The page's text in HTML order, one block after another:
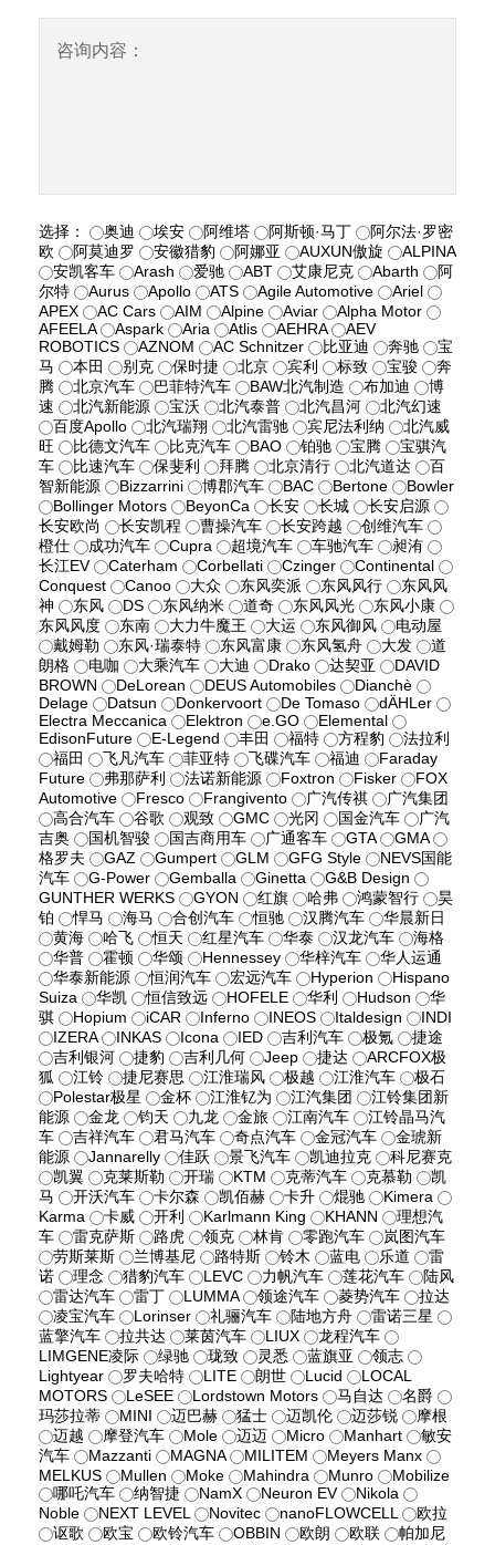
咨询内容：
选择： 奥迪 埃安 阿维塔 阿斯顿·马丁
阿尔法·罗密
欧
阿莫迪罗 安徽猎豹 阿娜亚 AUXUN傲旋
ALPINA
安凯客车
Arash 爱驰 ABT 艾康尼克 Abarth
阿
尔特
Aurus Apollo ATS Agile Automotive
Ariel
APEX
AC Cars AIM Alpine Aviar
Alpha Motor
AFEELA
Aspark Aria Atlis AEHRA
AEV
ROBOTICS
AZNOM AC Schnitzer 比亚迪 奔驰
宝
马
本田 别克 保时捷 北京 宾利 标致 宝骏
奔
腾
北京汽车 巴菲特汽车 BAW北汽制造 布加迪
博
速
北汽新能源 宝沃 北汽泰普 北汽昌河
北汽幻速
百度Apollo
北汽瑞翔 北汽雷驰 宾尼法利纳
北汽威
旺
比德文汽车 比克汽车 BAO 铂驰 宝腾
宝骐汽
车
比速汽车 保斐利 拜腾 北京清行 北汽道达
百
智新能源
Bizzarrini 博郡汽车 BAC Bertone
Bowler
Bollinger Motors
BeyonCa 长安 长城
长安启源
长安欧尚
长安凯程 曹操汽车 长安跨越
创维汽车
橙仕
成功汽车 Cupra 超境汽车 车驰汽车
昶洧
长江EV
Caterham Corbellati Czinger
Continental
Conquest
Canoo 大众 东风奕派 东风风行
东风风
神
东风 DS 东风纳米 道奇 东风风光
东风小康
东风风度
东南 大力牛魔王 大运 东风御风
电动屋
戴姆勒
东风·瑞泰特 东风富康 东风氢舟 大发
道
朗格
电咖 大乘汽车 大迪 Drako 达契亚
DAVID
BROWN
DeLorean DEUS Automobiles
Dianchè
Delage
Datsun Donkervoort De Tomaso
dÄHLer
Electra Meccanica
Elektron e.GO
Elemental
EdisonFuture
E-Legend 丰田 福特 方程豹
法拉利
福田
飞凡汽车 菲亚特 飞碟汽车 福迪
Faraday
Future
弗那萨利 法诺新能源 Foxtron Fisker
FOX
Automotive
Fresco Frangivento 广汽传祺
广汽集团
高合汽车
谷歌 观致 GMC 光冈 国金汽车
广汽
吉奥
国机智骏 国吉商用车 广通客车 GTA
GMA
格罗夫
GAZ Gumpert GLM GFG Style
NEVS国能
汽车
G-Power Gemballa Ginetta
G&B Design
GUNTHER WERKS
GYON 红旗 哈弗 鸿蒙智行
昊
铂
悍马 海马 合创汽车 恒驰 汉腾汽车
华晨新日
黄海
哈飞 恒天 红星汽车 华泰 汉龙汽车
海格
华普
霍顿 华颂 Hennessey 华梓汽车
华人运通
华泰新能源
恒润汽车 宏远汽车 Hyperion
Hispano
Suiza
华凯 恒信致远 HOFELE 华利 Hudson
华
骐
Hopium iCAR Inferno INEOS Italdesign
INDI
IZERA
INKAS Icona IED 吉利汽车 极氪
捷途
吉利银河
捷豹 吉利几何 Jeep 捷达
ARCFOX极
狐
江铃 捷尼赛思 江淮瑞风 极越 江淮汽车
极石
Polestar极星
金杯 江淮钇为 江汽集团
江铃集团新
能源
金龙 钧天 九龙 金旅 江南汽车
江铃晶马汽
车
吉祥汽车 君马汽车 奇点汽车 金冠汽车
金琥新
能源
Jannarelly 佳跃 景飞汽车 凯迪拉克
科尼赛克
凯翼
克莱斯勒 开瑞 KTM 克蒂汽车 克慕勒
凯
马
开沃汽车 卡尔森 凯佰赫 卡升 焜驰
Kimera
Karma
卡威 开利 Karlmann King KHANN
理想汽
车
雷克萨斯 路虎 领克 林肯 零跑汽车
岚图汽车
劳斯莱斯
兰博基尼 路特斯 铃木 蓝电 乐道
雷
诺
理念 猎豹汽车 LEVC 力帆汽车 莲花汽车
陆风
雷达汽车
雷丁 LUMMA 领途汽车 菱势汽车
拉达
凌宝汽车
Lorinser 礼骊汽车 陆地方舟
雷诺三星
蓝擎汽车
拉共达 莱茵汽车 LIUX
龙程汽车
LIMGENE凌际
绿驰 珑致 灵悉 蓝旗亚
领志
Lightyear
罗夫哈特 LITE 朗世 Lucid
LOCAL
MOTORS
LeSEE Lordstown Motors 马自达
名爵
玛莎拉蒂
MINI 迈巴赫 猛士 迈凯伦 迈莎锐
摩根
迈越
摩登汽车 Mole 迈迈 Micro Manhart
敏安
汽车
Mazzanti MAGNA MILITEM
Meyers Manx
MELKUS
Mullen Moke Mahindra Munro
Mobilize
哪吒汽车
纳智捷 NamX Neuron EV
Nikola
Noble
NEXT LEVEL Novitec nanoFLOWCELL
欧拉
讴歌
欧宝 欧铃汽车 OBBIN 欧朗 欧联
帕加尼